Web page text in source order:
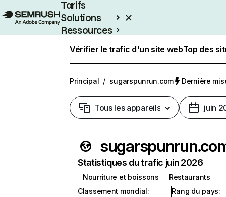
Tarifs
Solutions
Ressources
Vérifier le trafic d'un site webTop des
Principal / sugarspunrun.com Dernière
Tous les appareils juin
Statistiques du trafic juin 2026
Nourriture et boissons
Restaurants
Classement mondial:
Rang du pays: